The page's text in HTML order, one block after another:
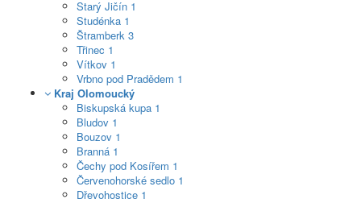
Starý Jičín 1
Studénka 1
Štramberk 3
Třinec 1
Vítkov 1
Vrbno pod Pradědem 1
Kraj Olomoucký
Biskupská kupa 1
Bludov 1
Bouzov 1
Branná 1
Čechy pod Kosířem 1
Červenohorské sedlo 1
Dřevohostice 1